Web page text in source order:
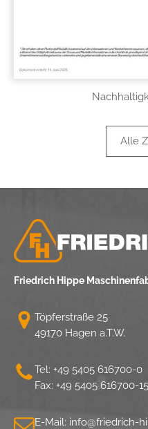
Alle
Friedrich Hippe
Töpferstraße 25
49170 Hagen a.T.W.
Tel: +49 5405 616700-0
Fax: +49 5405 616700-
E-Mail: info@friedrich-